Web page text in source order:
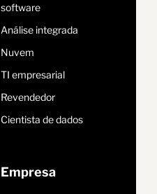
software
Análise integrada
Nuvem
TI empresarial
Revendedor
Cientista de dados
Empresa